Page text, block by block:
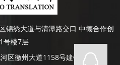
锦绣大道与清潭路交口 中德合作创
号楼7层
区徽州大道1158号建银大厦4楼